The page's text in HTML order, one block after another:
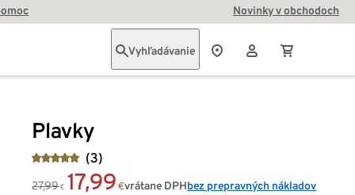
Novinky v obchodoch
Vyhľadávanie
Plavky
(3)
27,99 € 17,99 €vrátane DPHbez prepravných nákladov